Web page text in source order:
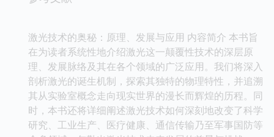
激光技术的奥秘：原理、发展与应用 内容简介 本书旨
在为读者系统性地介绍激光这一颠覆性技术的深层原
理、发展脉络及其在各个领域的广泛应用。我们将深入
剖析激光的诞生机制，探索其独特的物理特性，并追溯
其从实验室概念走向现实世界的漫长而辉煌的历程。同
时，本书还将详细阐述激光技术如何深刻地改变了科学
研究、工业生产、医疗健康、通信传输乃至军事国防等